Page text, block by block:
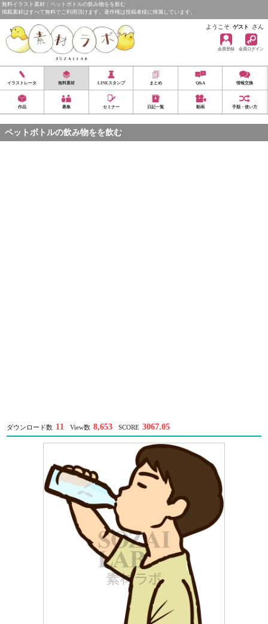
無料イラスト素材：ペットボトルの飲み物をを飲む
掲載素材はすべて無料でご利用頂けます。著作権は投稿者様に帰属しています。
ようこそ ゲスト さん
会員登録 会員ログイン
イラストレータ 無料素材 LINEスタンプ まとめ Q&A 情報交換
作品 募集 セミナー 日記一覧 動画 手順・使い方
ペットボトルの飲み物をを飲む
ダウンロード数 11 View数 8,653 SCORE 3067.05